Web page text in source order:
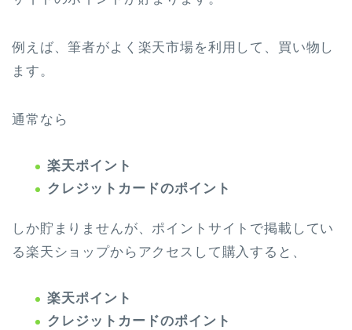
例えば、筆者がよく楽天市場を利用して、買い物し
ます。
通常なら
楽天ポイント
クレジットカードのポイント
しか貯まりませんが、ポイントサイトで掲載してい
る楽天ショップからアクセスして購入すると、
楽天ポイント
クレジットカードのポイント